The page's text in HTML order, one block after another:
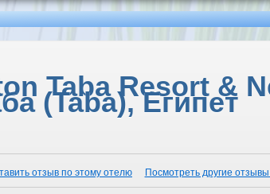
Taba Resort &
(Taba), Египет
отзыв по этому отелю Посмотреть другие